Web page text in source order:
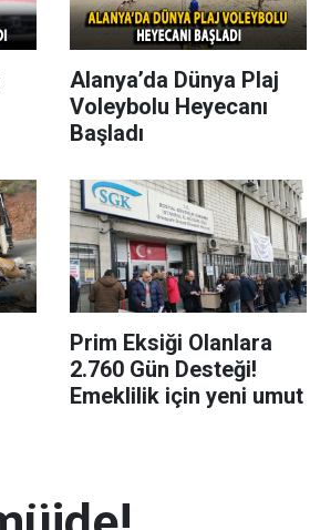
Alanya’da Dünya Plaj
Voleybolu Heyecanı
Başladı
Prim Eksiği Olanlara
2.760 Gün Desteği!
Emeklilik için yeni umut